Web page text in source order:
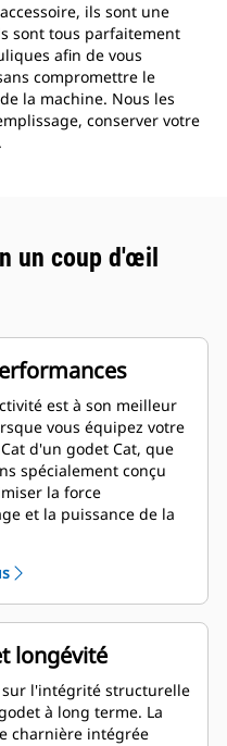
ils sont une
sont tous parfaitement
afin de vous
compromettre le
la machine. Nous les
conserver votre
un coup d'œil
est à son meilleur
vous équipez votre
d'un godet Cat, que
spécialement conçu
la force
et la puissance de la
le flux des
le godet. Le
de talon accru
le fond du godet ne
ce qui réduit les coûts
de carburant est
lors de l'excavation. Les
longévité
sur l'intégrité structurelle
à long terme. La
charnière intégrée